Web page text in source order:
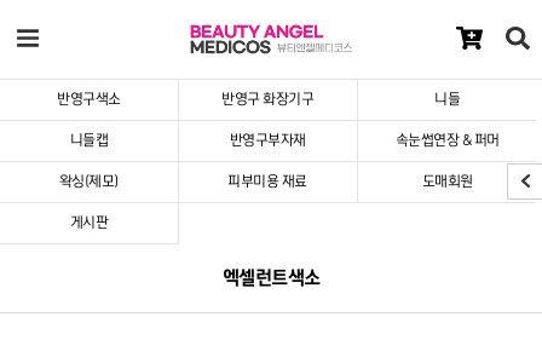
반영구색소 반영구 화장기구 니들
니들캡 반영구부자재 속눈썹연장 & 퍼머
왁싱(제모) 피부미용 재료 도매회원
게시판
엑셀런트색소